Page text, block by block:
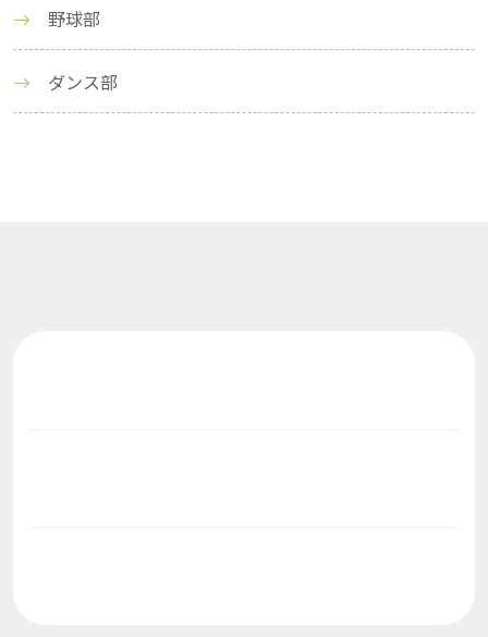
野球部
ダンス部